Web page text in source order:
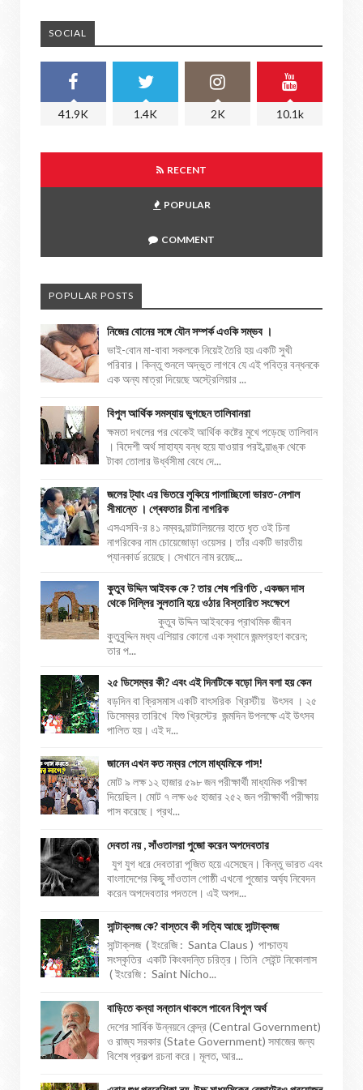
SOCIAL
41.9K 1.4K 2K 10.1k
RECENT
POPULAR
COMMENT
POPULAR POSTS
নিজের বোনের সঙ্গে যৌন সম্পর্ক এওকি সম্ভব ।
ভাই-বোন মা-বাবা সকলকে নিয়েই তৈরি হয় একটি সুখী
পরিবার। কিন্তু শুনলে অদ্ভুত লাগবে যে এই পবিত্র বন্ধনকে
এক অন্য মাত্রা দিয়েছে অস্ট্রেলিয়ার ...
বিপুল আর্থিক সমস্যায় ভুগছেন তালিবানরা
ক্ষমতা দখলের পর থেকেই আর্থিক কষ্টের মুখে পড়েছে তালিবান
। বিদেশী অর্থ সাহায্য বন্ধ হয়ে যাওয়ার পরই ব্য়াঙ্ক থেকে
টাকা তোলার উর্ধ্বসীমা বেধে দে...
জলের ট্যাং এর ভিতরে লুকিয়ে পালাচ্ছিলো ভারত-নেপাল
সীমান্তে । গ্ৰেফতার চীনা নাগরিক
এসএসবি-র ৪১ নম্বর ব্য়াটালিয়নের হাতে ধৃত ওই চিনা
নাগরিকের নাম চোয়েজোড়া ওয়েসর। তাঁর একটি ভারতীয়
প্যানকার্ড রয়েছে। সেখানে নাম রয়েছ...
কুতুব উদ্দিন আইবক কে ? তার শেষ পরিণতি , একজন দাস
থেকে দিল্লির সুলতানি হয়ে ওঠার বিস্তারিত সংক্ষেপে
কুতুব উদ্দিন আইবকের প্রাথমিক জীবন
কুতুবুদ্দিন মধ্য এশিয়ার কোনো এক স্থানে জন্মগ্রহণ করেন;
তার প...
২৫ ডিসেম্বর কী? এবং এই দিনটিকে বড়ো দিন বলা হয় কেন
বড়দিন বা ক্রিসমাস একটি বাৎসরিক খ্রিস্টীয় উৎসব । ২৫
ডিসেম্বর তারিখে যিশু খ্রিস্টের জন্মদিন উপলক্ষে এই উৎসব
পালিত হয়। এই দ...
জানেন এখন কত নম্বর পেলে মাধ্যমিকে পাস!
মোট ৯ লক্ষ ১২ হাজার ৫৯৮ জন পরীক্ষার্থী মাধ্যমিক পরীক্ষা
দিয়েছিল। মোট ৭ লক্ষ ৬৫ হাজার ২৫২ জন পরীক্ষার্থী পরীক্ষায়
পাস করেছে। প্রথ...
দেবতা নয় , সাঁওতালরা পুজো করেন অপদেবতার
যুগ যুগ ধরে দেবতারা পূজিত হয়ে এসেছেন। কিন্তু ভারত এবং
বাংলাদেশের কিছু সাঁওতাল গোষ্ঠী এখনো পুজোর অর্ঘ্য নিবেদন
করেন অপদেবতার পদতলে। এই অপদ...
সান্টাক্লজ কে? বাস্তবে কী সত্যি আছে সান্টাক্লজ
সান্টাক্লজ ( ইংরেজি : Santa Claus ) পাশ্চাত্য
সংস্কৃতির একটি কিংবদন্তি চরিত্র। তিনি সেইন্ট নিকোলাস
( ইংরেজি : Saint Nicho...
বাড়িতে কন্যা সন্তান থাকলে পাবেন বিপুল অর্থ
দেশের সার্বিক উন্নয়নে কেন্দ্র (Central Government)
ও রাজ্য সরকার (State Government) সমাজের জন্য
বিশেষ প্রকল্প রচনা করে। মূলত, আর...